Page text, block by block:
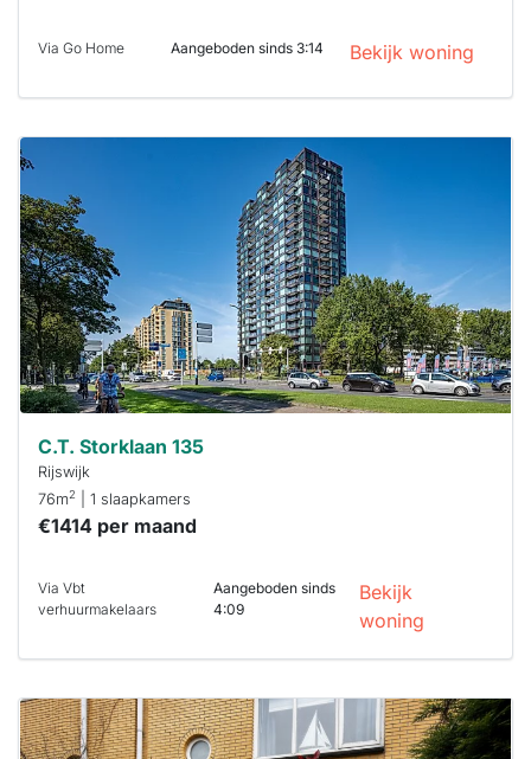
Via Go Home Aangeboden sinds 3:14 Bekijk woning
waarschijnlijk
Om kans te
maken moet je
binnen 15
minuten
reageren.
Stekkies helpt
je hierbij!
C.T. Storklaan 135
Rijswijk
76m2 | 1 slaapkamers
€1414 per maand
Via Vbt
verhuurmakelaars
Aangeboden sinds
4:09
Bekijk
woning
Deze woning
is